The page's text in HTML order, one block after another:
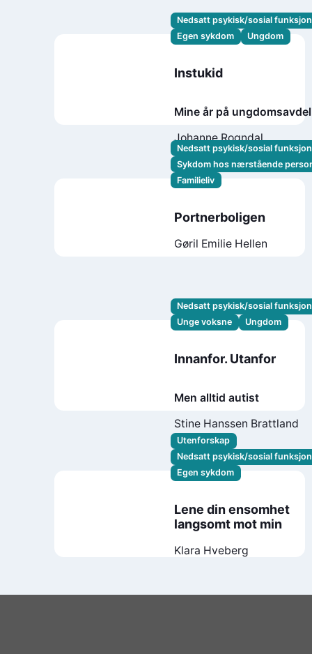
Nedsatt psykisk/sosial
Egen sykdom
Ungdom
Instukid
Mine år på
Johanne Rogndal
Nedsatt psykisk/sosial
Sykdom hos nærstående
Familieliv
Portnerboligen
Gøril Emilie Hellen
Nedsatt psykisk/sosial
Unge voksne
Ungdom
Innanfor. Utanfor
Men alltid autist
Stine Hanssen Brattland
Utenforskap
Nedsatt psykisk/sosial
Egen sykdom
Lene din ensomhet
langsomt mot min
Klara Hveberg